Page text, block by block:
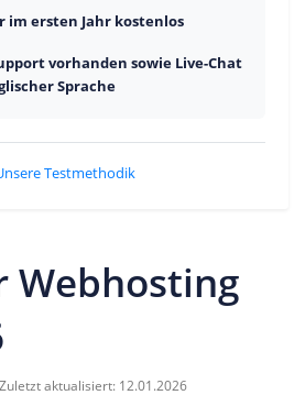
im ersten Jahr kostenlos
vorhanden sowie Live-Chat
Sprache
Testmethodik
Webhosting
aktualisiert: 12.01.2026